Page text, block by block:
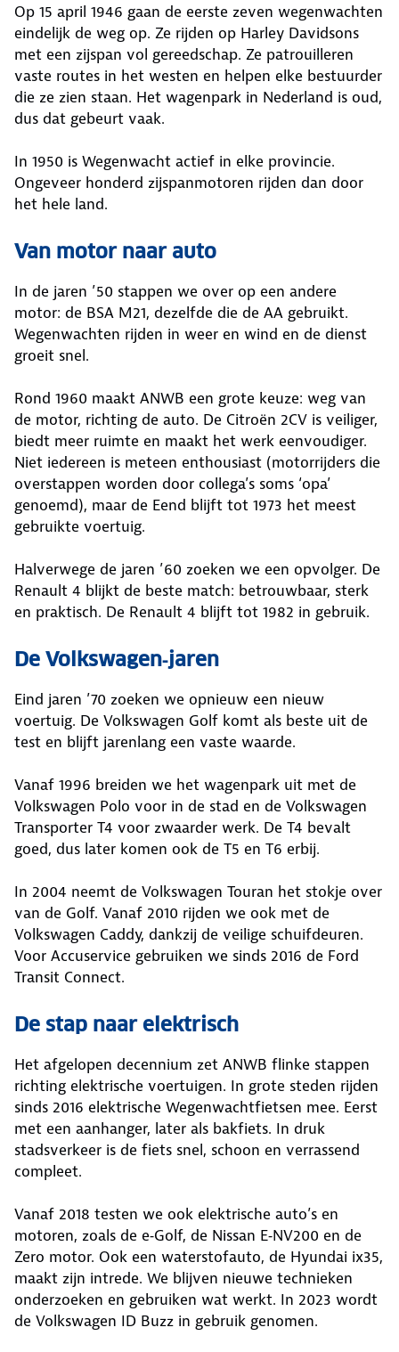
Op 15 april 1946 gaan de eerste zeven wegenwachten
eindelijk de weg op. Ze rijden op Harley Davidsons
met een zijspan vol gereedschap. Ze patrouilleren
vaste routes in het westen en helpen elke bestuurder
die ze zien staan. Het wagenpark in Nederland is oud,
dus dat gebeurt vaak.
In 1950 is Wegenwacht actief in elke provincie.
Ongeveer honderd zijspanmotoren rijden dan door
het hele land.
Van motor naar auto
In de jaren ’50 stappen we over op een andere
motor: de BSA M21, dezelfde die de AA gebruikt.
Wegenwachten rijden in weer en wind en de dienst
groeit snel.
Rond 1960 maakt ANWB een grote keuze: weg van
de motor, richting de auto. De Citroën 2CV is veiliger,
biedt meer ruimte en maakt het werk eenvoudiger.
Niet iedereen is meteen enthousiast (motorrijders die
overstappen worden door collega’s soms ‘opa’
genoemd), maar de Eend blijft tot 1973 het meest
gebruikte voertuig.
Halverwege de jaren ’60 zoeken we een opvolger. De
Renault 4 blijkt de beste match: betrouwbaar, sterk
en praktisch. De Renault 4 blijft tot 1982 in gebruik.
De Volkswagen‑jaren
Eind jaren ’70 zoeken we opnieuw een nieuw
voertuig. De Volkswagen Golf komt als beste uit de
test en blijft jarenlang een vaste waarde.
Vanaf 1996 breiden we het wagenpark uit met de
Volkswagen Polo voor in de stad en de Volkswagen
Transporter T4 voor zwaarder werk. De T4 bevalt
goed, dus later komen ook de T5 en T6 erbij.
In 2004 neemt de Volkswagen Touran het stokje over
van de Golf. Vanaf 2010 rijden we ook met de
Volkswagen Caddy, dankzij de veilige schuifdeuren.
Voor Accuservice gebruiken we sinds 2016 de Ford
Transit Connect.
De stap naar elektrisch
Het afgelopen decennium zet ANWB flinke stappen
richting elektrische voertuigen. In grote steden rijden
sinds 2016 elektrische Wegenwachtfietsen mee. Eerst
met een aanhanger, later als bakfiets. In druk
stadsverkeer is de fiets snel, schoon en verrassend
compleet.
Vanaf 2018 testen we ook elektrische auto’s en
motoren, zoals de e‑Golf, de Nissan E‑NV200 en de
Zero motor. Ook een waterstofauto, de Hyundai ix35,
maakt zijn intrede. We blijven nieuwe technieken
onderzoeken en gebruiken wat werkt. In 2023 wordt
de Volkswagen ID Buzz in gebruik genomen.